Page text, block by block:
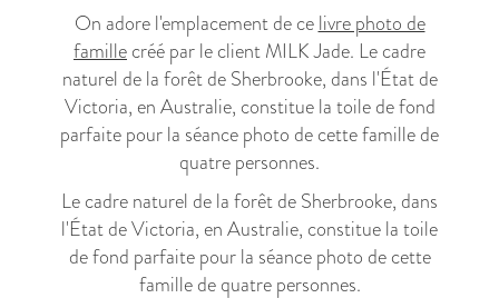
On adore l'emplacement de celivre photo de
famillecréé par le client MILK Jade. Le cadre
naturel de la forêt de Sherbrooke, dans l'État de
Victoria, en Australie, constitue la toile de fond
parfaite pour la séance photo de cette famille de
quatre personnes.
Le cadre naturel de la forêt de Sherbrooke, dans
l'État de Victoria, en Australie, constitue la toile
de fond parfaite pour la séance photo de cette
famille de quatre personnes.